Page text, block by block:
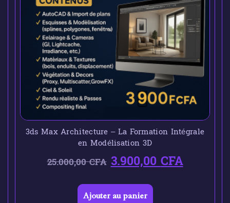
3ds Max Architecture – La Formation Intégrale
en Modélisation 3D
25.000,00CFA 3.900,00CFA
Ajouter au panier